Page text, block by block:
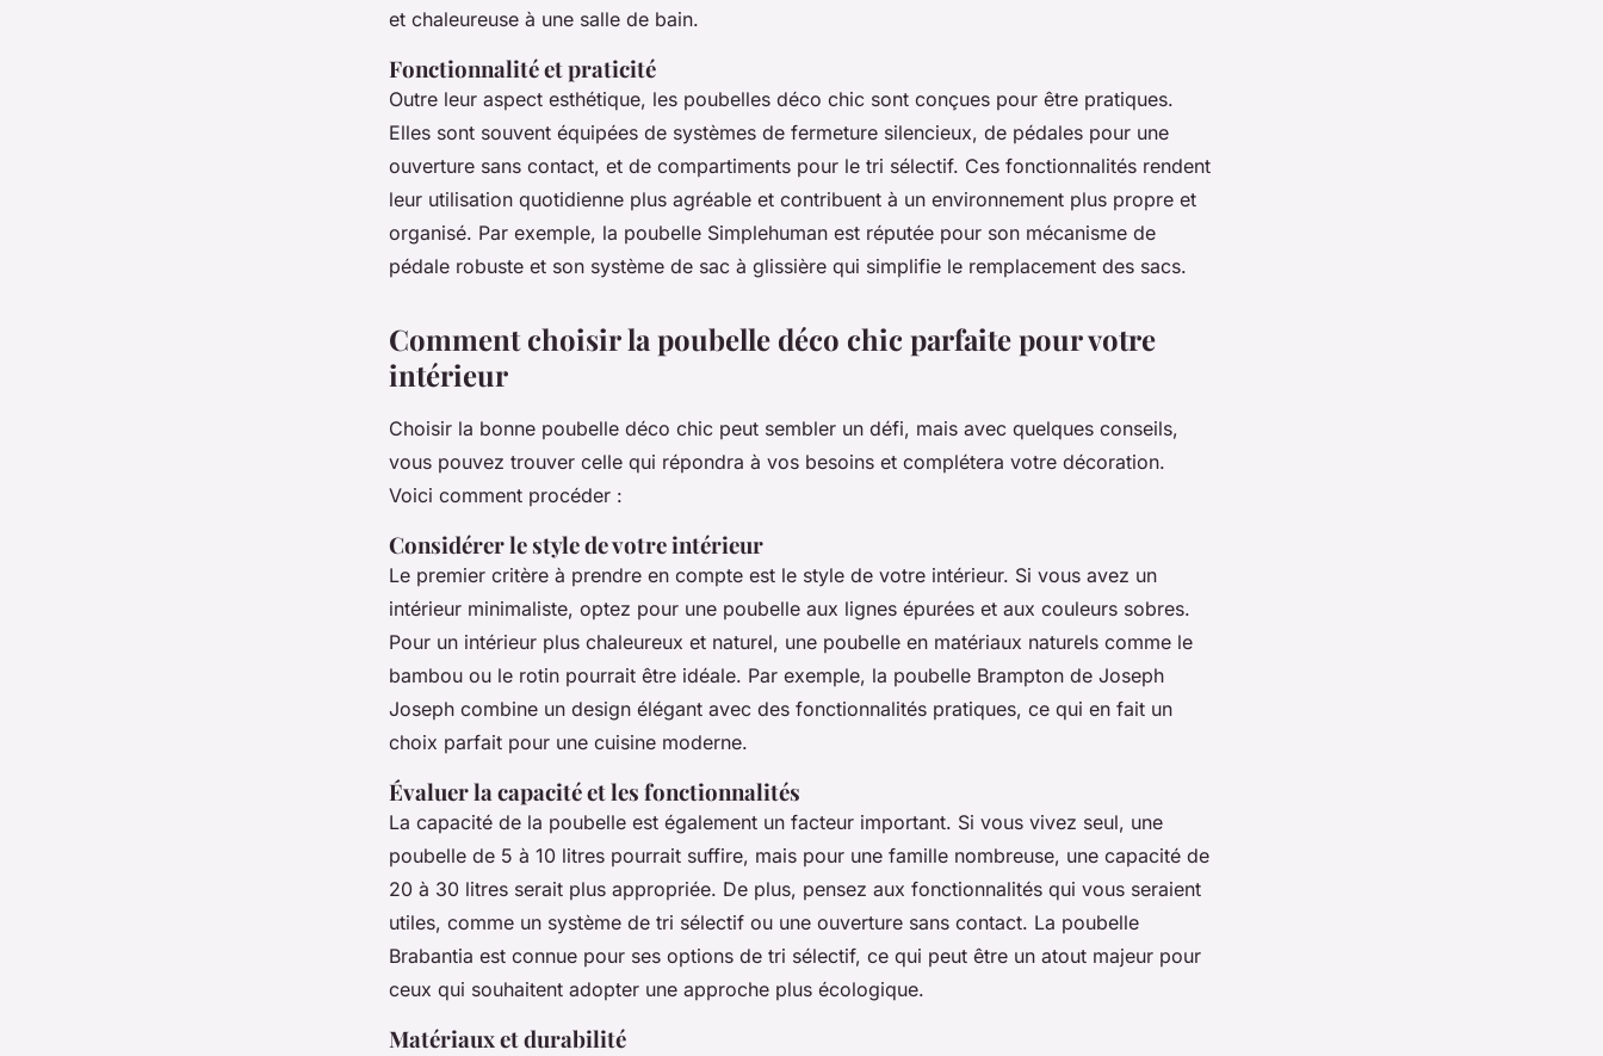
et chaleureuse à une salle de bain.
Fonctionnalité et praticité
Outre leur aspect esthétique, les poubelles déco chic sont conçues pour être pratiques.
Elles sont souvent équipées de systèmes de fermeture silencieux, de pédales pour une
ouverture sans contact, et de compartiments pour le tri sélectif. Ces fonctionnalités rendent
leur utilisation quotidienne plus agréable et contribuent à un environnement plus propre et
organisé. Par exemple, la poubelle Simplehuman est réputée pour son mécanisme de
pédale robuste et son système de sac à glissière qui simplifie le remplacement des sacs.
Comment choisir la poubelle déco chic parfaite pour votre
intérieur
Choisir la bonne poubelle déco chic peut sembler un défi, mais avec quelques conseils,
vous pouvez trouver celle qui répondra à vos besoins et complétera votre décoration.
Voici comment procéder :
Considérer le style de votre intérieur
Le premier critère à prendre en compte est le style de votre intérieur. Si vous avez un
intérieur minimaliste, optez pour une poubelle aux lignes épurées et aux couleurs sobres.
Pour un intérieur plus chaleureux et naturel, une poubelle en matériaux naturels comme le
bambou ou le rotin pourrait être idéale. Par exemple, la poubelle Brampton de Joseph
Joseph combine un design élégant avec des fonctionnalités pratiques, ce qui en fait un
choix parfait pour une cuisine moderne.
Évaluer la capacité et les fonctionnalités
La capacité de la poubelle est également un facteur important. Si vous vivez seul, une
poubelle de 5 à 10 litres pourrait suffire, mais pour une famille nombreuse, une capacité de
20 à 30 litres serait plus appropriée. De plus, pensez aux fonctionnalités qui vous seraient
utiles, comme un système de tri sélectif ou une ouverture sans contact. La poubelle
Brabantia est connue pour ses options de tri sélectif, ce qui peut être un atout majeur pour
ceux qui souhaitent adopter une approche plus écologique.
Matériaux et durabilité